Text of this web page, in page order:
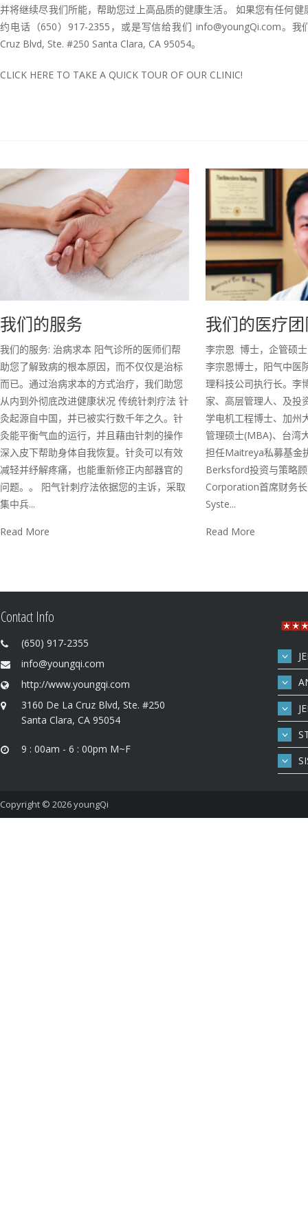
并将继续尽我们所能，帮助您过上高品质的健康生活。 如果您有任何
约电话（650）917-2355，或是写信给我们 info@youngQi.com。我
Cruz Blvd, Ste. #250 Santa Clara, CA 95054。
CLICK HERE TO TAKE A QUICK TOUR OF OUR CLINIC!
我们的服务
我们的服务: 治病求本 阳气诊所的医师们帮
助您了解致病的根本原因，而不仅仅是治标
而已。通过治病求本的方式治疗，我们助您
从内到外彻底改进健康状况 传统针刺疗法 针
灸起源自中国，并已被实行数千年之久。针
灸能平衡气血的运行，并且藉由针刺的操作
深入皮下帮助身体自我恢复。针灸可以有效
减轻并纾解疼痛，也能重新修正内部器官的
问题。。 阳气针刺疗法依据您的主诉，采取
集中兵...
Read More
我们的医疗
李宗恩 博士，企管硕
李宗恩博士，阳气中医
理科技公司执行长。李
家、高层管理人、及投
学电机工程博士、加州
管理硕士(MBA)、台湾
担任Maitreya私募基金
Berksford投资与策略
Corporation首席财务
Syste...
Read More
Contact Info
(650) 917-2355
info@youngqi.com
http://www.youngqi.com
3160 De La Cruz Blvd, Ste. #250
Santa Clara, CA 95054
9 : 00am - 6 : 00pm M~F
Copyright © 2026youngQi